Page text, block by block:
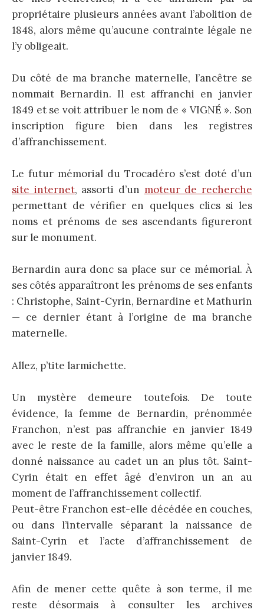
propriétaire plusieurs années avant l’abolition de
1848, alors même qu’aucune contrainte légale ne
l’y obligeait.
Du côté de ma branche maternelle, l’ancêtre se
nommait Bernardin. Il est affranchi en janvier
1849 et se voit attribuer le nom de « VIGNÉ ». Son
inscription figure bien dans les registres
d’affranchissement.
Le futur mémorial du Trocadéro s’est doté d’un
site internet, assorti d’un moteur de recherche
permettant de vérifier en quelques clics si les
noms et prénoms de ses ascendants figureront
sur le monument.
Bernardin aura donc sa place sur ce mémorial. À
ses côtés apparaîtront les prénoms de ses enfants
: Christophe, Saint-Cyrin, Bernardine et Mathurin
— ce dernier étant à l’origine de ma branche
maternelle.
Allez, p’tite larmichette.
Un mystère demeure toutefois. De toute
évidence, la femme de Bernardin, prénommée
Franchon, n’est pas affranchie en janvier 1849
avec le reste de la famille, alors même qu’elle a
donné naissance au cadet un an plus tôt. Saint-
Cyrin était en effet âgé d’environ un an au
moment de l’affranchissement collectif.
Peut-être Franchon est-elle décédée en couches,
ou dans l’intervalle séparant la naissance de
Saint-Cyrin et l’acte d’affranchissement de
janvier 1849.
Afin de mener cette quête à son terme, il me
reste désormais à consulter les archives